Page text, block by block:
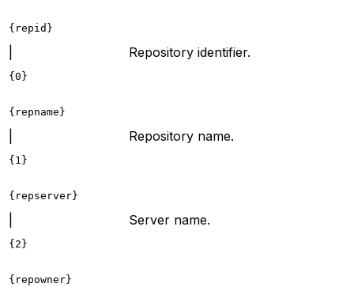
{repid}
{0}
Repository identifier.
{repname}
{1}
Repository name.
{repserver}
{2}
Server name.
{repowner}